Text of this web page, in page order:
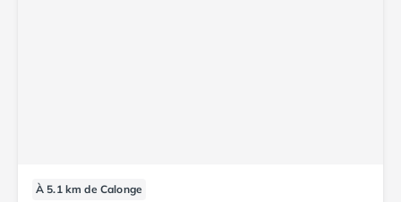
À 5.1 km de Calonge